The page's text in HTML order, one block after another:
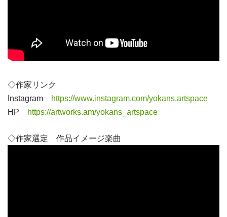
◇作家リンク
Instagram
https://www.instagram.com/yokans.artspace
HP
https://artworks.am/yokans_artspace
◇作家選定 作品イメージ楽曲